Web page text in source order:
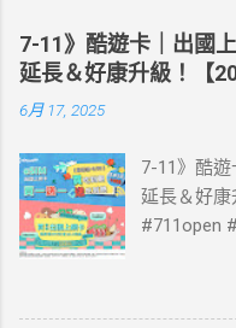
7-11》酷遊卡｜出國
延長＆好康升級！【
6月 17, 2025
7-11》酷
延長＆好
#711open
國上網卡